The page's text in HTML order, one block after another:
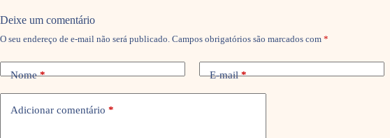
Deixe um comentário
O seu endereço de e-mail não será publicado. Campos obrigatórios são marcados com *
Nome* E-mail*
Adicionar comentário *